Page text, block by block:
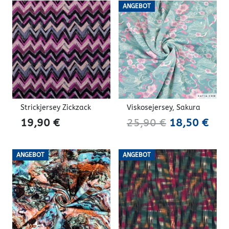
war:
17,90 €
ist:
7,90 €.
war:
22,90 €
ist:
Strickjersey Zickzack
19,90 €
ANGEBOT
Viskosejersey, Sakura
25,90€
war:
25,90 €
18,50 €
ist:
ANGEBOT ANGEBOT